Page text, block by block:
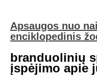
Apsaugos nuo
enciklopedinis
branduolinių
įspėjimo apie